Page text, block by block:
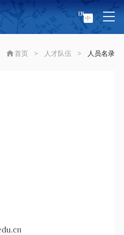
中
EN
首页 > 人才队伍 > 人员名录